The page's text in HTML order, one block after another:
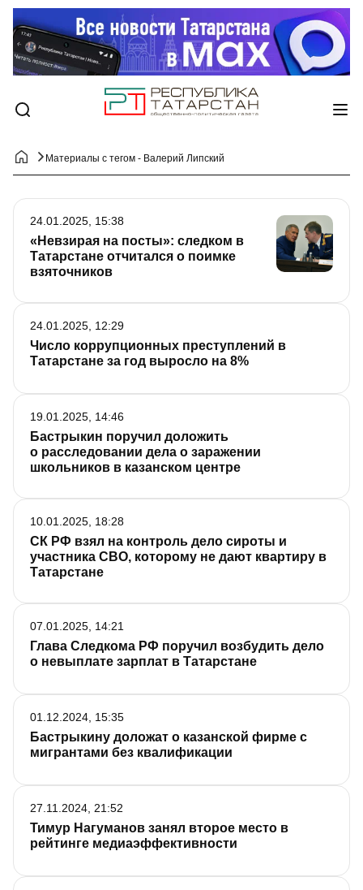
Материалы с тегом - Валерий Липский
«Невзирая на посты»: следком в
Татарстане отчитался о поимке
взяточников
24.01.2025, 15:38
Число коррупционных преступлений в
Татарстане за год выросло на 8%
24.01.2025, 12:29
Бастрыкин поручил доложить
о расследовании дела о заражении
школьников в казанском центре
19.01.2025, 14:46
СК РФ взял на контроль дело сироты и
участника СВО, которому не дают квартиру в
Татарстане
10.01.2025, 18:28
Глава Следкома РФ поручил возбудить дело
о невыплате зарплат в Татарстане
07.01.2025, 14:21
Бастрыкину доложат о казанской фирме с
мигрантами без квалификации
01.12.2024, 15:35
Тимур Нагуманов занял второе место в
рейтинге медиаэффективности
27.11.2024, 21:52